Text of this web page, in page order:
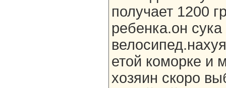
получает 1200
ребенка.он
етой коморке и
хозяин скоро